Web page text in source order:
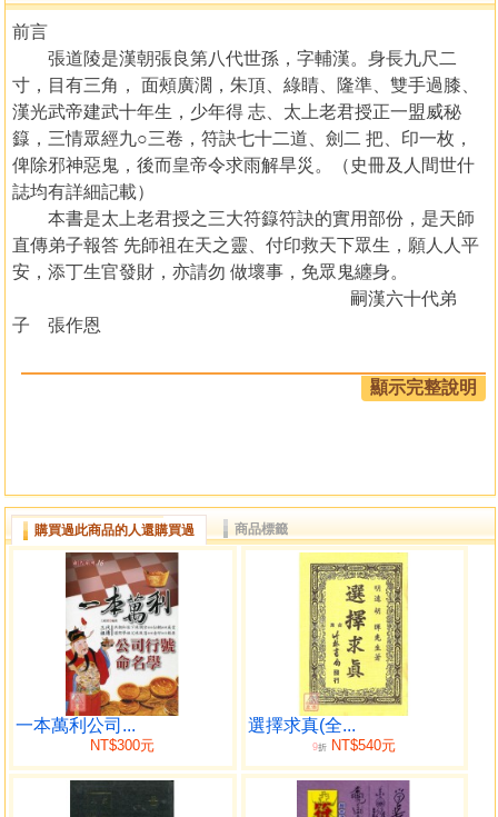
前言
張道陵是漢朝張良第八代世孫，字輔漢。身長九尺二
寸，目有三角， 面頰廣濶，朱頂、綠睛、隆準、雙手過膝、
漢光武帝建武十年生，少年得 志、太上老君授正一盟威秘
籙，三情眾經九○三卷，符訣七十二道、劍二 把、印一枚，
俾除邪神惡鬼，後而皇帝令求雨解旱災。（史冊及人間世什
誌均有詳細記載）
本書是太上老君授之三大符籙符訣的實用部份，是天師
直傳弟子報答 先師祖在天之靈、付印救天下眾生，願人人平
安，添丁生官發財，亦請勿 做壞事，免眾鬼纏身。
嗣漢六十代弟
子 張作恩
目錄
敕硯神咒
敕墨神咒
敕筆神咒
畫符神咒
敕符一宗
長生不病咒
文散神咒
請天兵神將
請福德正神咒
請陳夫人神咒
請玄天上帝咒
顯示完整說明
購買過此商品的人還購買過 商品標籤
一本萬利公司...
NT$300元
選擇求真(全...
9折 NT$540元